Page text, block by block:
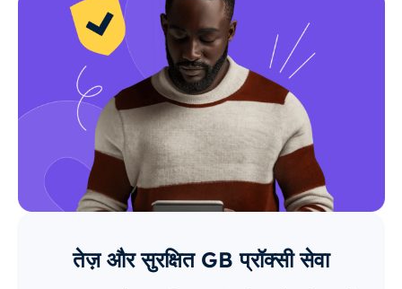
तेज़ और सुरक्षित GB प्रॉक्सी सेवा